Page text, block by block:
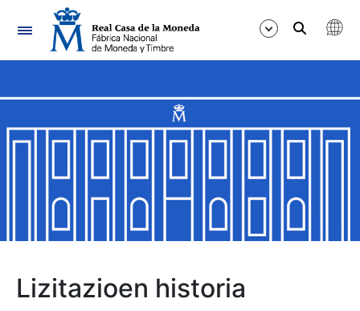
Nabigazioa
Erakutsi/Ezkutatu
Erakutsi/Ezkutatu
Erakutsi/Ezkutatu
Lizitazioen historia